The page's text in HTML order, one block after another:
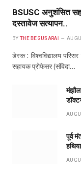
BSUSC अनुशंसित
दस्तावेज सत्यापन..
BY THE BEGUSARAI
डेस्क : विश्वविद्यालय
सहायक प्रोफेसर (संविदा…
मंझौल
पूर्व